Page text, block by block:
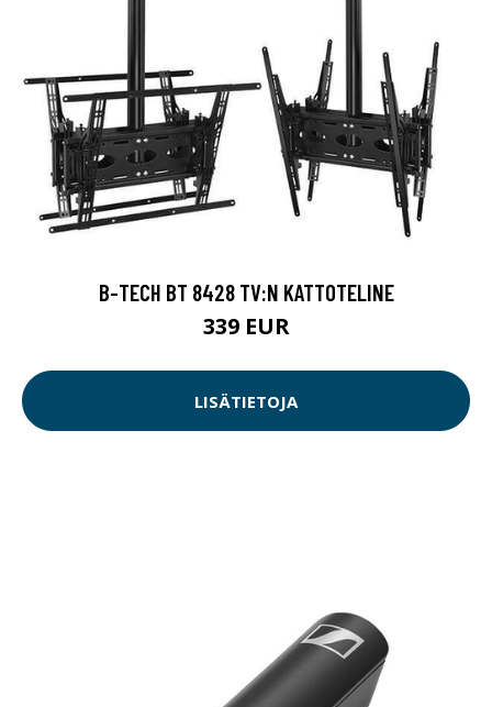
B-TECH BT 8428 TV:N KATTOTELINE
339 EUR
LISÄTIETOJA